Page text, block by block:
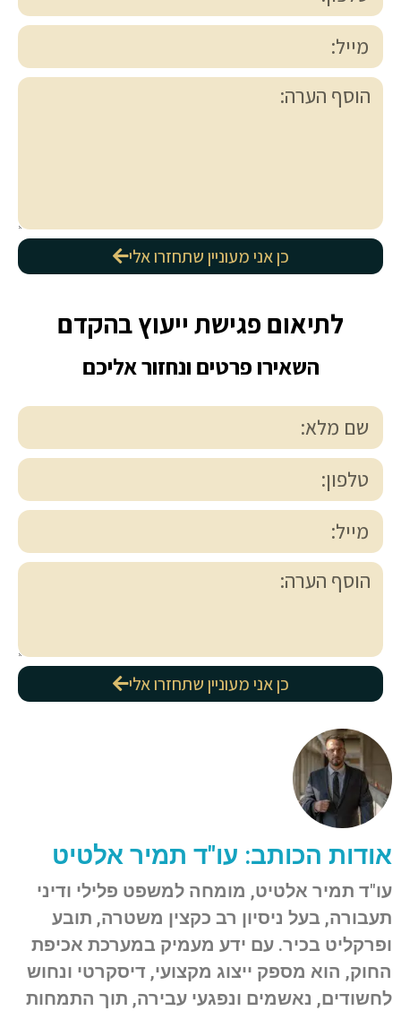
כן אני מעוניין שתחזרו אלי
לתיאום פגישת ייעוץ בהקדם
השאירו פרטים ונחזור אליכם
כן אני מעוניין שתחזרו אלי
אודות הכותב: עו"ד תמיר אלטיט
עו"ד תמיר אלטיט, מומחה למשפט פלילי ודיני
תעבורה, בעל ניסיון רב כקצין משטרה, תובע
ופרקליט בכיר. עם ידע מעמיק במערכת אכיפת
החוק, הוא מספק ייצוג מקצועי, דיסקרטי ונחוש
לחשודים, נאשמים ונפגעי עבירה, תוך התמחות